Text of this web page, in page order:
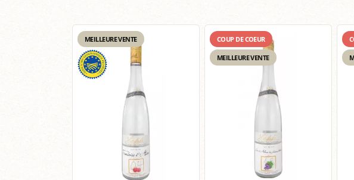
MEILLEURE VENTE COUP DE COEUR
MEILLEURE VENTE